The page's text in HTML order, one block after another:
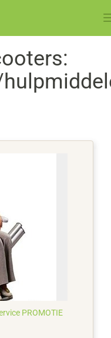
PROMOTIE